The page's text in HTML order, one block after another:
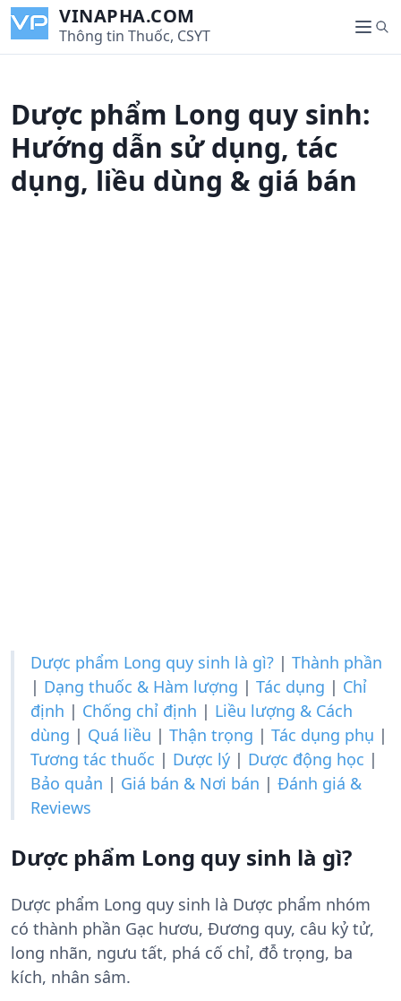
i
VINAPHA.COM
Thông tin Thuốc, CSYT
M
e
S
e
Dược phẩm Long quy sinh:
Hướng dẫn sử dụng, tác
dụng, liều dùng & giá bán
Dược phẩm Long quy sinh là gì? | Thành phần
| Dạng thuốc & Hàm lượng | Tác dụng | Chỉ
định | Chống chỉ định | Liều lượng & Cách
dùng | Quá liều | Thận trọng | Tác dụng phụ |
Tương tác thuốc | Dược lý | Dược động học |
Bảo quản | Giá bán & Nơi bán | Đánh giá &
Reviews
Dược phẩm Long quy sinh là gì?
Dược phẩm Long quy sinh là Dược phẩm nhóm
có thành phần Gạc hươu, Đương quy, câu kỷ tử,
long nhãn, ngưu tất, phá cố chỉ, đỗ trọng, ba
kích, nhân sâm.